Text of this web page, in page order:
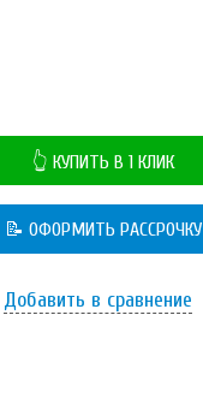
👆 КУПИТЬ В 1 КЛИК
📝 ОФОРМИТЬ РАССРОЧКУ
Добавить в сравнение